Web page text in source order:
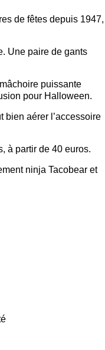
de fêtes depuis 1947,
Une paire de gants
puissante
pour Halloween.
bien aérer l’accessoire
à partir de 40 euros.
ninja Tacobear et